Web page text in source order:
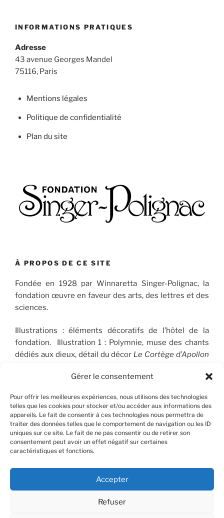
Gérer le consentement
Pour offrir les meilleures expériences, nous utilisons des technologies
telles que les cookies pour stocker et/ou accéder aux informations des
appareils. Le fait de consentir à ces technologies nous permettra de
traiter des données telles que le comportement de navigation ou les ID
uniques sur ce site. Le fait de ne pas consentir ou de retirer son
consentement peut avoir un effet négatif sur certaines
caractéristiques et fonctions.
Accepter
Refuser
INFORMATIONS PRATIQUES
Adresse
43 avenue Georges Mandel
75116, Paris
Mentions légales
Politique de confidentialité
Plan du site
À PROPOS DE CE SITE
Fondée en 1928 par Winnaretta Singer-Polignac, la
fondation œuvre en faveur des arts, des lettres et des
sciences.
Illustrations : éléments décoratifs de l’hôtel de la
fondation. Illustration 1 : Polymnie, muse des chants
dédiés aux dieux, détail du décor Le Cortège d’Apollon
orne le plafond du Salon de musique. © FSP/OLG
RECHERCHER
Recherche
pour
:
InstagramContact